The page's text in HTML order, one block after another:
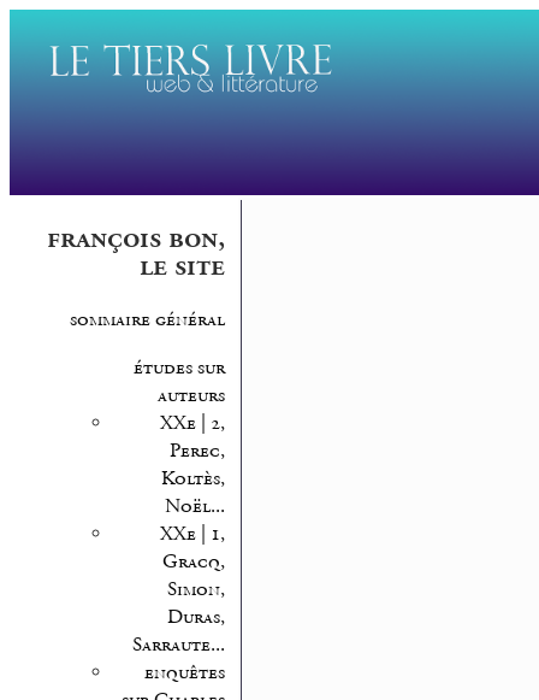
françois bon,
le site
sommaire général
études sur
auteurs
XXe | 2,
Perec,
Koltès,
Noël...
XXe | 1,
Gracq,
Simon,
Duras,
Sarraute...
enquêtes